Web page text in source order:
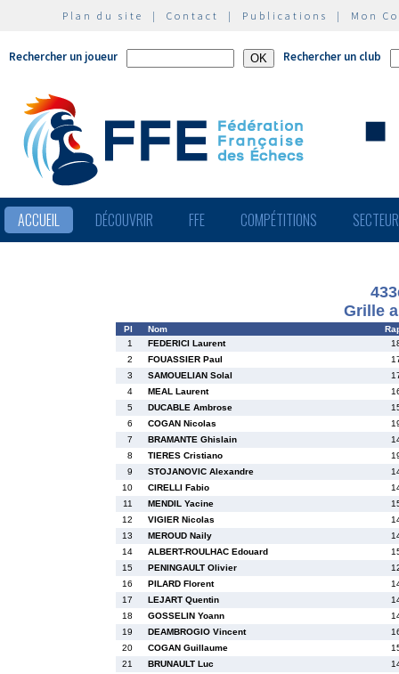
Plan du site | Contact | Publications | Mon
Rechercher un joueur Rechercher un club
ACCUEIL DÉCOUVRIR FFE COMPÉTITIONS
Grille
Pl Nom
1
FEDERICI Laurent
2
FOUASSIER Paul
3
SAMOUELIAN Solal
4
MEAL Laurent
5
DUCABLE Ambrose
6
COGAN Nicolas
7
BRAMANTE Ghislain
8
TIERES Cristiano
9
STOJANOVIC Alexandre
10
CIRELLI Fabio
11
MENDIL Yacine
12
VIGIER Nicolas
13
MEROUD Naily
14
ALBERT-ROULHAC Edouard
15
PENINGAULT Olivier
16
PILARD Florent
17
LEJART Quentin
18
GOSSELIN Yoann
19
DEAMBROGIO Vincent
20
COGAN Guillaume
21
BRUNAULT Luc